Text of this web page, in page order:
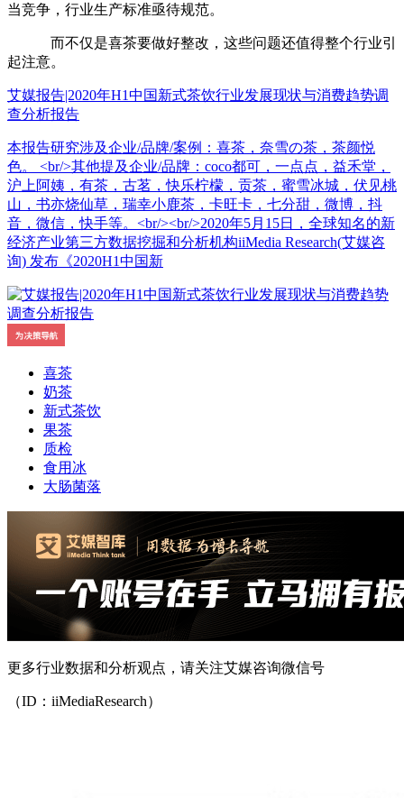
当竞争，行业生产标准亟待规范。
而不仅是喜茶要做好整改，这些问题还值得整个行业引
起注意。
艾媒报告|2020年H1中国新式茶饮行业发展现状与消费趋势调
查分析报告
本报告研究涉及企业/品牌/案例：喜茶，奈雪の茶，茶颜悦
色。 <br/>其他提及企业/品牌：coco都可，一点点，益禾堂，
沪上阿姨，有茶，古茗，快乐柠檬，贡茶，蜜雪冰城，伏见桃
山，书亦烧仙草，瑞幸小鹿茶，卡旺卡，七分甜，微博，抖
音，微信，快手等。<br/><br/>2020年5月15日，全球知名的新
经济产业第三方数据挖掘和分析机构iiMedia Research(艾媒咨
询) 发布《2020H1中国新
喜茶
奶茶
新式茶饮
果茶
质检
食用冰
大肠菌落
更多行业数据和分析观点，请关注艾媒咨询微信号
（ID：iiMediaResearch）